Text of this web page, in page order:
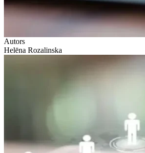
Autors
Helēna Rozalinska